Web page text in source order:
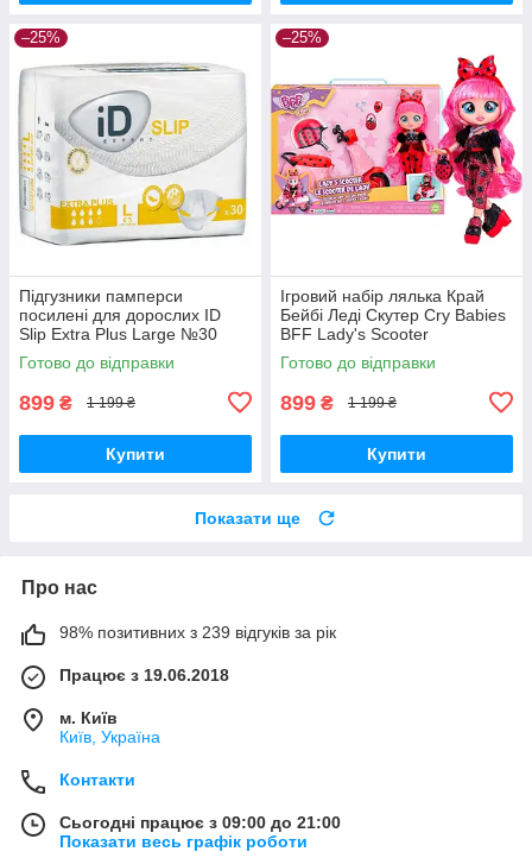
–25%
Підгузники памперси
посилені для дорослих ID
Slip Extra Plus Large №30
розмір L 115см-155 см
Готово до відправки
899 ₴ 1 199 ₴
Купити
–25%
Ігровий набір лялька Край
Бейбі Леді Скутер Cry Babies
BFF Lady's Scooter
Готово до відправки
899 ₴ 1 199 ₴
Купити
Показати ще
Про нас
98% позитивних з 239 відгуків за рік
Працює з 19.06.2018
м. Київ
Київ, Україна
Контакти
Сьогодні працює з 09:00 до 21:00
Показати весь графік роботи